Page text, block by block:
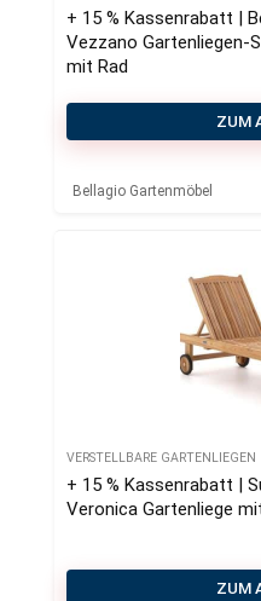
+ 15 % Kassenrabatt |
Vezzano Gartenliegen-
mit Rad
ZUM
Bellagio Gartenmöbel
VERSTELLBARE GARTENLIEGEN
+ 15 % Kassenrabatt |
Veronica Gartenliege
ZUM